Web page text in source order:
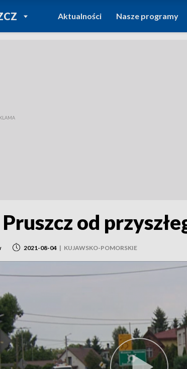
DO
REGIONY
Aktualności Nasze programy
od
2021-08-04 | KUJAWSKO-POMORSKIE